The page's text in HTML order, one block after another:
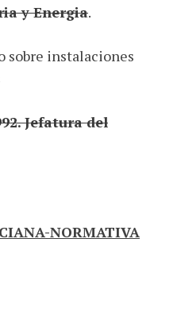
y Energia.
sobre instalaciones
Jefatura del
NORMATIVA